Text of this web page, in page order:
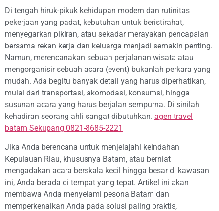
Di tengah hiruk-pikuk kehidupan modern dan rutinitas
pekerjaan yang padat, kebutuhan untuk beristirahat,
menyegarkan pikiran, atau sekadar merayakan pencapaian
bersama rekan kerja dan keluarga menjadi semakin penting.
Namun, merencanakan sebuah perjalanan wisata atau
mengorganisir sebuah acara (event) bukanlah perkara yang
mudah. Ada begitu banyak detail yang harus diperhatikan,
mulai dari transportasi, akomodasi, konsumsi, hingga
susunan acara yang harus berjalan sempurna. Di sinilah
kehadiran seorang ahli sangat dibutuhkan. agen travel
batam Sekupang 0821-8685-2221
Jika Anda berencana untuk menjelajahi keindahan
Kepulauan Riau, khususnya Batam, atau berniat
mengadakan acara berskala kecil hingga besar di kawasan
ini, Anda berada di tempat yang tepat. Artikel ini akan
membawa Anda menyelami pesona Batam dan
memperkenalkan Anda pada solusi paling praktis,